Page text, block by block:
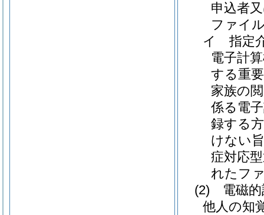
申込者
ファイ
イ
指定
電子計
する重
家族の
係る電
録する
けない
症対応
れたフ
(2)
電磁
他人の知